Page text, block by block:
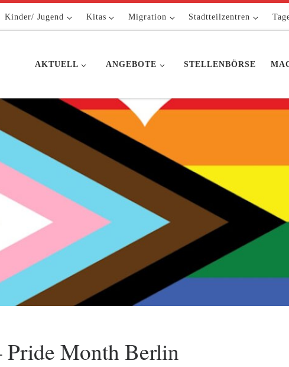
Kinder/ Jugend Kitas Migration Stadtteilzentren
AKTUELL ANGEBOTE STELLENBÖRSE
Pride Month Berlin